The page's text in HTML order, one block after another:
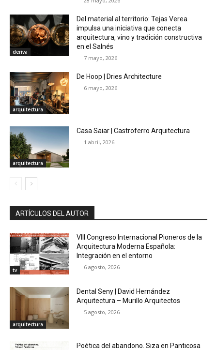
deriva
Del material al territorio: Tejas Verea
impulsa una iniciativa que conecta
arquitectura, vino y tradición constructiva
en el Salnés
7 mayo, 2026
arquitectura
De Hoop | Dries Architecture
6 mayo, 2026
arquitectura
Casa Saiar | Castroferro Arquitectura
1 abril, 2026
ARTÍCULOS DEL AUTOR
tv
VIII Congreso Internacional Pioneros de la
Arquitectura Moderna Española:
Integración en el entorno
6 agosto, 2026
arquitectura
Dental Seny | David Hernández
Arquitectura – Murillo Arquitectos
5 agosto, 2026
Poética del abandono. Siza en Panticosa